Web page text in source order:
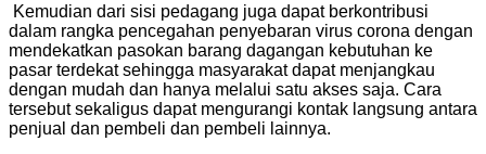
Kemudian dari sisi pedagang juga dapat berkontribusi
dalam rangka pencegahan penyebaran virus corona dengan
mendekatkan pasokan barang dagangan kebutuhan ke
pasar terdekat sehingga masyarakat dapat menjangkau
dengan mudah dan hanya melalui satu akses saja. Cara
tersebut sekaligus dapat mengurangi kontak langsung antara
penjual dan pembeli dan pembeli lainnya.